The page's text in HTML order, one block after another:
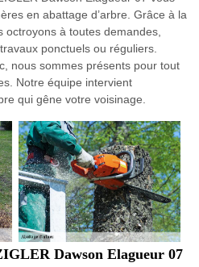
en abattage d’arbre. Grâce à la
à toutes demandes,
ponctuels ou réguliers.
nous sommes présents pour tout
Notre équipe intervient
qui gêne votre voisinage.
Dawson Elagueur 07